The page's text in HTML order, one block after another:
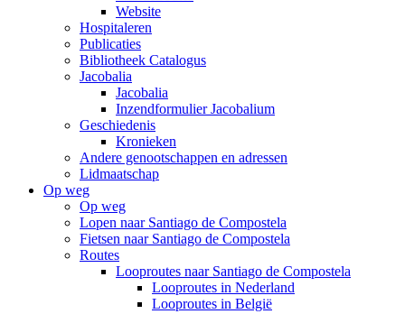
Website
Hospitaleren
Publicaties
Bibliotheek Catalogus
Jacobalia
Jacobalia
Inzendformulier Jacobalium
Geschiedenis
Kronieken
Andere genootschappen en adressen
Lidmaatschap
Op weg
Op weg
Lopen naar Santiago de Compostela
Fietsen naar Santiago de Compostela
Routes
Looproutes naar Santiago de Compostela
Looproutes in Nederland
Looproutes in België